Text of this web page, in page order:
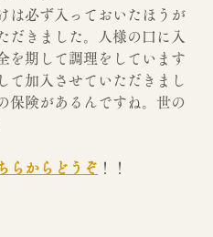
は必ず入っておいたほうが
だきました。人様の口に入
を期して調理をしています
て加入させていただきまし
保険があるんですね。世の
らからどうぞ ！！